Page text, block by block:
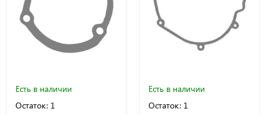
Есть в наличии
Остаток: 1
Есть в наличии
Остаток: 1